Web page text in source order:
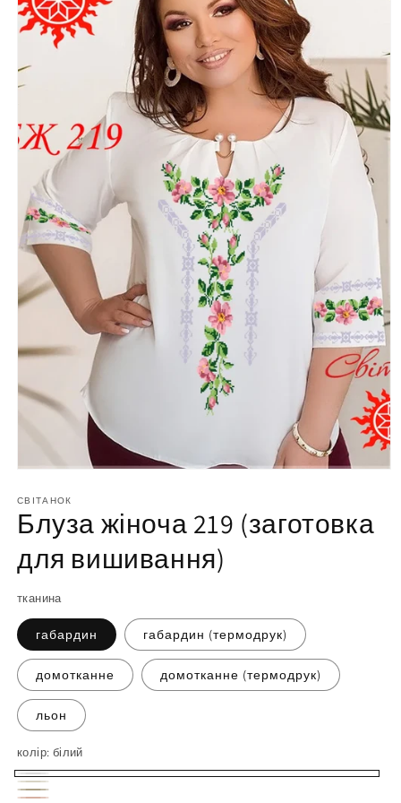
1
у
модальному
СВІТАНОК
Блуза жіноча 219 (заготовка
для вишивання)
тканина
габардин габардин (термодрук)
домотканне домотканне (термодрук)
льон
колір: білий
білий
молочний